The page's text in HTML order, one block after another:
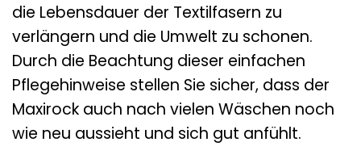
die Lebensdauer der Textilfasern zu
verlängern und die Umwelt zu schonen.
Durch die Beachtung dieser einfachen
Pflegehinweise stellen Sie sicher, dass der
Maxirock auch nach vielen Wäschen noch
wie neu aussieht und sich gut anfühlt.